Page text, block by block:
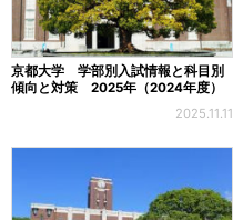
京都大学 学部別入試情報と科目別
傾向と対策 2025年（2024年度）
2025.11.11